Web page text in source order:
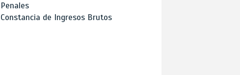
Penales
Constancia de Ingresos Brutos